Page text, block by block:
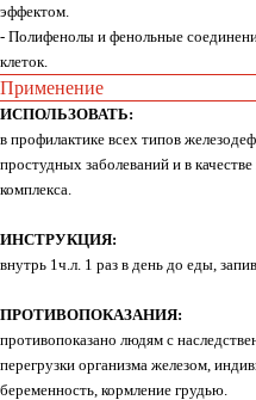
эффектом.
- Полифенолы и фенольные
клеток.
Применение
ИСПОЛЬЗОВАТЬ:
в профилактике всех типов
простудных заболеваний и в
комплекса.
ИНСТРУКЦИЯ:
внутрь 1ч.л. 1 раз в день до еды,
ПРОТИВОПОКАЗАНИЯ:
противопоказано людям с
перегрузки организма железом,
беременность, кормление грудью.
Москва, ул. Покровская, д. 23/168
ИНН 231517796699
ОГРН 320774600200027
Политика конфиденциальности
Оплата, доставка, возврат
WhatsApp